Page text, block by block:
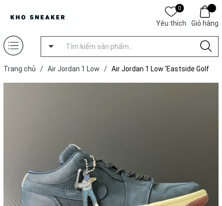
0
Yêu thích Giỏ hàng
Trang chủ / Air Jordan 1 Low / Air Jordan 1 Low ‘Eastside Golf